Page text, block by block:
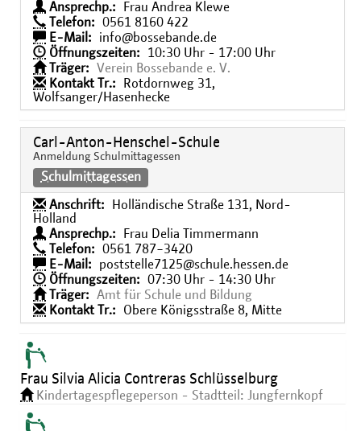
Ansprechp.:
Frau Andrea Klewe
Telefon:
0561 8160 422
E-Mail:
info@bossebande.de
Öffnungszeiten:
10:30 Uhr - 17:00 Uhr
Träger:
Verein Bossebande e. V.
Kontakt Tr.:
Rotdornweg 31,
Wolfsanger/Hasenhecke
Carl-Anton-Henschel-Schule
Anmeldung Schulmittagessen
Schulmittagessen
Anschrift:
Holländische Straße 131, Nord-
Holland
Ansprechp.:
Frau Delia Timmermann
Telefon:
0561 787−3420
E-Mail:
poststelle7125@schule.hessen.de
Öffnungszeiten:
07:30 Uhr - 14:30 Uhr
Träger:
Amt für Schule und Bildung
Kontakt Tr.:
Obere Königsstraße 8, Mitte
Frau Silvia Alicia Contreras Schlüsselburg
Kindertagespflegeperson - Stadtteil: Jungfernkopf